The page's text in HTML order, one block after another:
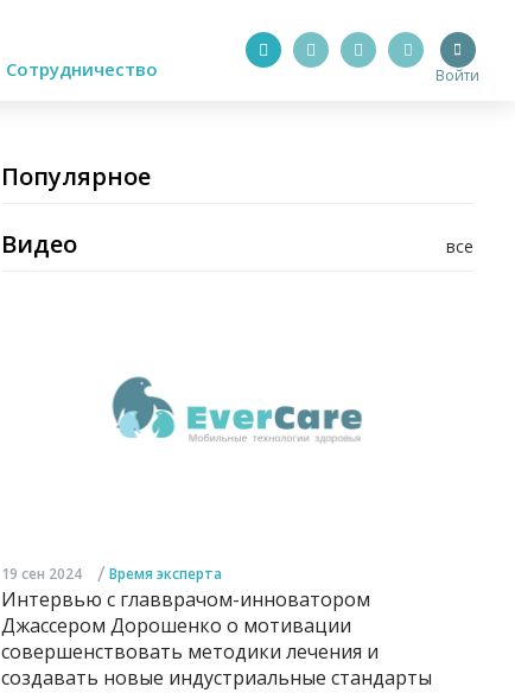
Сотрудничество Войти
Популярное
все
Видео
19 сен 2024 / Время эксперта
Интервью с главврачом-инноватором
Джассером Дорошенко о мотивации
совершенствовать методики лечения и
создавать новые индустриальные стандарты